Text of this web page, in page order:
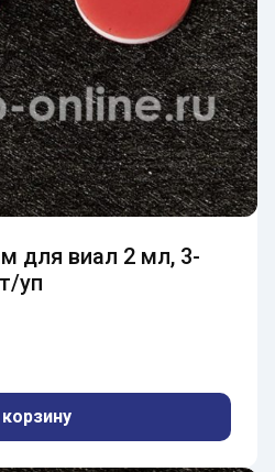
для виал 2 мл, 3-
уп